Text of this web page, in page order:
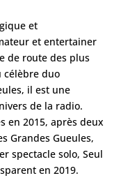
et
et entertainer
de route des plus
célèbre duo
il est une
de la radio.
en 2015, après deux
Grandes Gueules,
spectacle solo, Seul
en 2019.